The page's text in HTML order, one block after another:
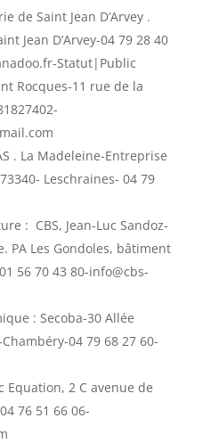
de Saint Jean D’Arvey .
Jean D’Arvey-04 79 28 40
Statut|Public
Rocques-11 rue de la
. La Madeleine-Entreprise
Leschraines- 04 79
: CBS, Jean-Luc Sandoz-
PA Les Gondoles, bâtiment
56 70 43 80-info@cbs-
: Secoba-30 Allée
04 79 68 27 60-
Equation, 2 C avenue de
76 51 66 06-